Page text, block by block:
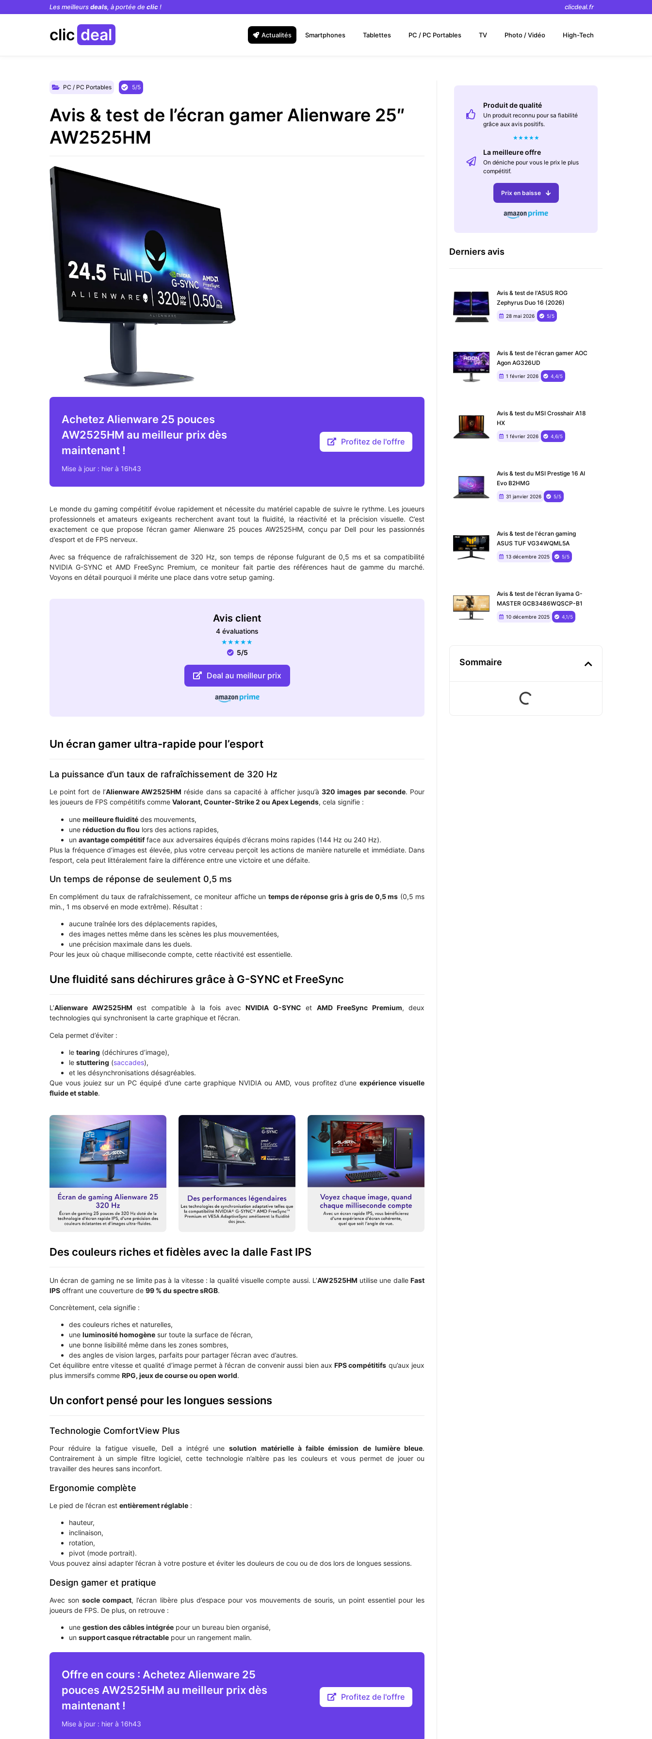
Les meilleursdeals, à portée de clic! clicdeal.fr
clic deal Actualités Smartphones Tablettes PC / PC Portables TV Photo / Vidéo High-Tech
PC / PC Portables 5/5
Avis & test de l’écran gamer Alienware 25″
AW2525HM
Achetez Alienware 25 pouces
AW2525HM au meilleur prix dès
maintenant !
Mise à jour : hier à 16h43
Profitez de l'offre
Le monde du gaming compétitif évolue rapidement et nécessite du matériel capable de suivre le rythme. Les joueurs
professionnels et amateurs exigeants recherchent avant tout la fluidité, la réactivité et la précision visuelle. C’est
exactement ce que propose l’écran gamer Alienware 25 pouces AW2525HM, conçu par Dell pour les passionnés
d’esport et de FPS nerveux.
Avec sa fréquence de rafraîchissement de 320 Hz, son temps de réponse fulgurant de 0,5 ms et sa compatibilité
NVIDIA G-SYNC et AMD FreeSync Premium, ce moniteur fait partie des références haut de gamme du marché.
Voyons en détail pourquoi il mérite une place dans votre setup gaming.
Avis client
4 évaluations
★★★★★
5/5
Deal au meilleur prix
Un écran gamer ultra-rapide pour l’esport
La puissance d’un taux de rafraîchissement de 320 Hz
Le point fort de l’Alienware AW2525HM réside dans sa capacité à afficher jusqu’à320 images par seconde. Pour
les joueurs de FPS compétitifs comme Valorant, Counter-Strike 2 ou Apex Legends, cela signifie :
une meilleure fluidité des mouvements,
une réduction du flou lors des actions rapides,
un avantage compétitifface aux adversaires équipés d’écrans moins rapides (144 Hz ou 240 Hz).
Plus la fréquence d’images est élevée, plus votre cerveau perçoit les actions de manière naturelle et immédiate. Dans
l’esport, cela peut littéralement faire la différence entre une victoire et une défaite.
Un temps de réponse de seulement 0,5 ms
En complément du taux de rafraîchissement, ce moniteur affiche un temps de réponse gris à gris de 0,5 ms (0,5 ms
min., 1 ms observé en mode extrême). Résultat :
aucune traînée lors des déplacements rapides,
des images nettes même dans les scènes les plus mouvementées,
une précision maximale dans les duels.
Pour les jeux où chaque milliseconde compte, cette réactivité est essentielle.
Une fluidité sans déchirures grâce à G-SYNC et FreeSync
L’Alienware AW2525HM est compatible à la fois avec NVIDIA G-SYNC et AMD FreeSync Premium, deux
technologies qui synchronisent la carte graphique et l’écran.
Cela permet d’éviter :
le tearing (déchirures d’image),
le stuttering (saccades),
et les désynchronisations désagréables.
Que vous jouiez sur un PC équipé d’une carte graphique NVIDIA ou AMD, vous profitez d’uneexpérience visuelle
fluide et stable.
Des couleurs riches et fidèles avec la dalle Fast IPS
Un écran de gaming ne se limite pas à la vitesse : la qualité visuelle compte aussi. L’AW2525HM utilise une dalleFast
IPS offrant une couverture de 99 % du spectre sRGB.
Concrètement, cela signifie :
des couleurs riches et naturelles,
une luminosité homogène sur toute la surface de l’écran,
une bonne lisibilité même dans les zones sombres,
des angles de vision larges, parfaits pour partager l’écran avec d’autres.
Cet équilibre entre vitesse et qualité d’image permet à l’écran de convenir aussi bien auxFPS compétitifs qu’aux jeux
plus immersifs comme RPG, jeux de course ou open world.
Un confort pensé pour les longues sessions
Technologie ComfortView Plus
Pour réduire la fatigue visuelle, Dell a intégré unesolution matérielle à faible émission de lumière bleue.
Contrairement à un simple filtre logiciel, cette technologie n’altère pas les couleurs et vous permet de jouer ou
travailler des heures sans inconfort.
Ergonomie complète
Le pied de l’écran est entièrement réglable :
hauteur,
inclinaison,
rotation,
pivot (mode portrait).
Vous pouvez ainsi adapter l’écran à votre posture et éviter les douleurs de cou ou de dos lors de longues sessions.
Design gamer et pratique
Avec sonsocle compact, l’écran libère plus d’espace pour vos mouvements de souris, un point essentiel pour les
joueurs de FPS. De plus, on retrouve :
une gestion des câbles intégrée pour un bureau bien organisé,
un support casque rétractable pour un rangement malin.
Offre en cours : Achetez Alienware 25
pouces AW2525HM au meilleur prix dès
maintenant !
Mise à jour : hier à 16h43
Profitez de l'offre
Produit de qualité
Un produit reconnu pour sa fiabilité
grâce aux avis positifs.
★★★★★
La meilleure offre
On déniche pour vous le prix le plus
compétitif.
Prix en baisse
Derniers avis
Avis & test de l'ASUS ROG
Zephyrus Duo 16 (2026)
28 mai 2026 5/5
Avis & test de l'écran gamer AOC
Agon AG326UD
1 février 2026 4,4/5
Avis & test du MSI Crosshair A18
HX
1 février 2026 4,6/5
Avis & test du MSI Prestige 16 AI
Evo B2HMG
31 janvier 2026 5/5
Avis & test de l'écran gaming
ASUS TUF VG34WQML5A
13 décembre 2025 5/5
Avis & test de l'écran Iiyama G-
MASTER GCB3486WQSCP-B1
10 décembre 2025 4,1/5
Sommaire